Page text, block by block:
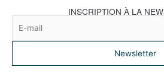
INSCRIPTION À LA
Newsletter